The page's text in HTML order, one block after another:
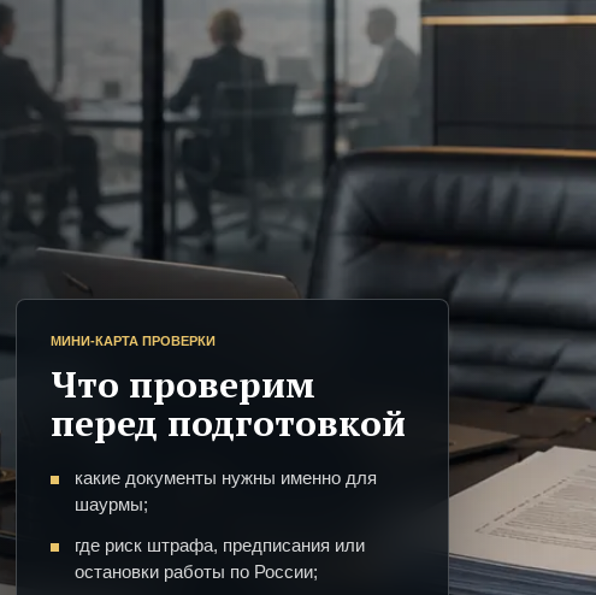
МИНИ-КАРТА ПРОВЕРКИ
Что проверим
перед подготовкой
какие документы нужны именно для
шаурмы;
где риск штрафа, предписания или
остановки работы по России;